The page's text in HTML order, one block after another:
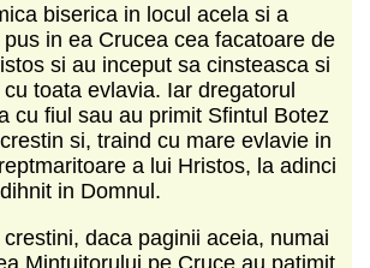
biserica in locul acela si a
in ea Crucea cea facatoare de
si au inceput sa cinsteasca si
toata evlavia. Iar dregatorul
cu fiul sau au primit Sfintul Botez
si, traind cu mare evlavie in
a lui Hristos, la adinci
in Domnul.
daca paginii aceia, numai
Mintuitorului pe Cruce au patimit